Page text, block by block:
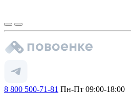
8 800 500-71-81 Пн-Пт 09:00-18:00